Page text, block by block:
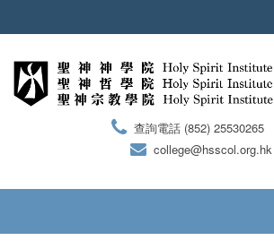
查詢電話 (852) 25530265
college@hsscol.org.hk